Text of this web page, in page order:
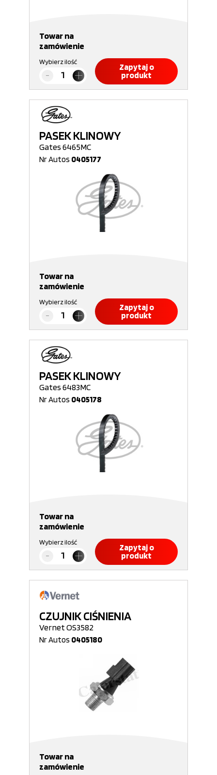
Towar na
zamówienie
Wybierz ilość
Zapytaj o
produkt
PASEK KLINOWY
Gates 6465MC
Nr Autos 0405177
Towar na
zamówienie
Wybierz ilość
Zapytaj o
produkt
PASEK KLINOWY
Gates 6483MC
Nr Autos 0405178
Towar na
zamówienie
Wybierz ilość
Zapytaj o
produkt
CZUJNIK CIŚNIENIA
Vernet OS3582
Nr Autos 0405180
Towar na
zamówienie